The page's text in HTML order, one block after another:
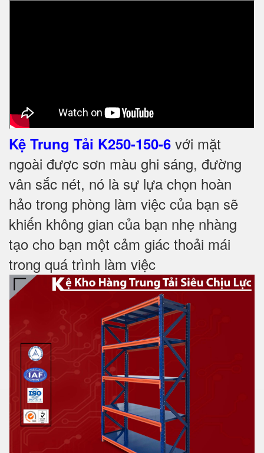
Kệ Trung Tải K250-150-6 với mặt
ngoài được sơn màu ghi sáng, đường
vân sắc nét, nó là sự lựa chọn hoàn
hảo trong phòng làm việc của bạn sẽ
khiến không gian của bạn nhẹ nhàng
tạo cho bạn một cảm giác thoải mái
trong quá trình làm việc